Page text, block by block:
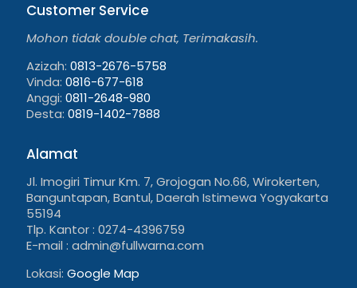
Customer Service
Mohon tidak double chat, Terimakasih.
Azizah: 0813-2676-5758
Vinda: 0816-677-618
Anggi: 0811-2648-980
Desta: 0819-1402-7888
Alamat
Jl. Imogiri Timur Km. 7, Grojogan No.66, Wirokerten,
Banguntapan, Bantul, Daerah Istimewa Yogyakarta
55194
Tlp. Kantor : 0274-4396759
E-mail : admin@fullwarna.com
Lokasi: Google Map